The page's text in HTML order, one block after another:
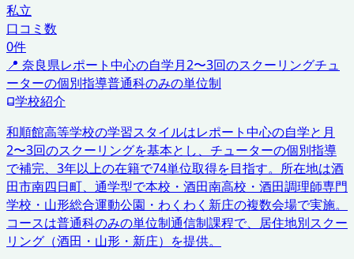
私立
口コミ数
0件
📍 奈良県レポート中心の自学月2〜3回のスクーリングチュ
ーターの個別指導普通科のみの単位制
学校紹介
和順館高等学校の学習スタイルはレポート中心の自学と月
2〜3回のスクーリングを基本とし、チューターの個別指導
で補完、3年以上の在籍で74単位取得を目指す。所在地は酒
田市南四日町、通学型で本校・酒田南高校・酒田調理師専門
学校・山形総合運動公園・わくわく新庄の複数会場で実施。
コースは普通科のみの単位制通信制課程で、居住地別スクー
リング（酒田・山形・新庄）を提供。